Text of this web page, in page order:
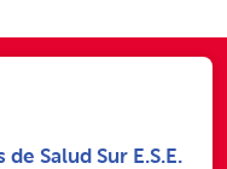
Salud Sur E.S.E.